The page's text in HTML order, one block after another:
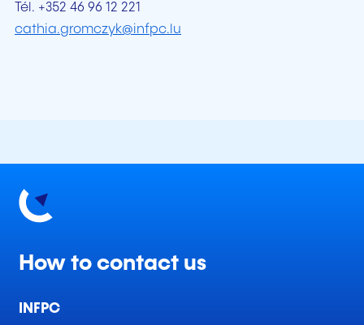
Tél. +352 46 96 12 221
cathia.gromczyk@infpc.lu
How to contact us
INFPC